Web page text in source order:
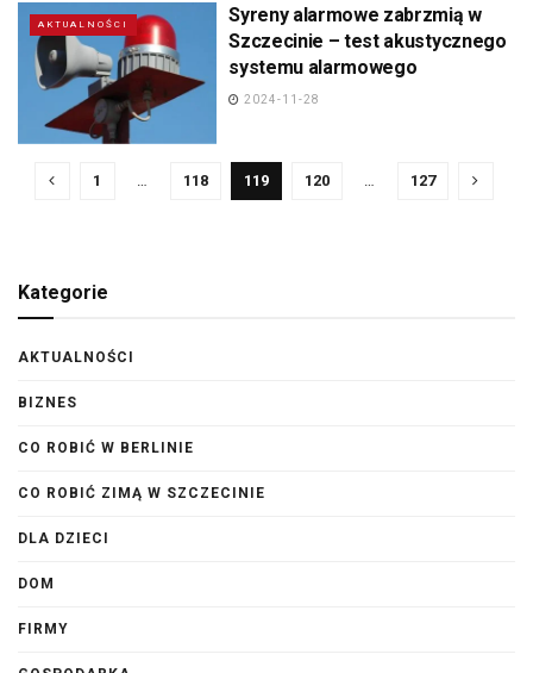
AKTUALNOŚCI
Syreny alarmowe zabrzmią w
Szczecinie – test akustycznego
systemu alarmowego
2024-11-28
1 … 118 119 120 … 127
Kategorie
AKTUALNOŚCI
BIZNES
CO ROBIĆ W BERLINIE
CO ROBIĆ ZIMĄ W SZCZECINIE
DLA DZIECI
DOM
FIRMY